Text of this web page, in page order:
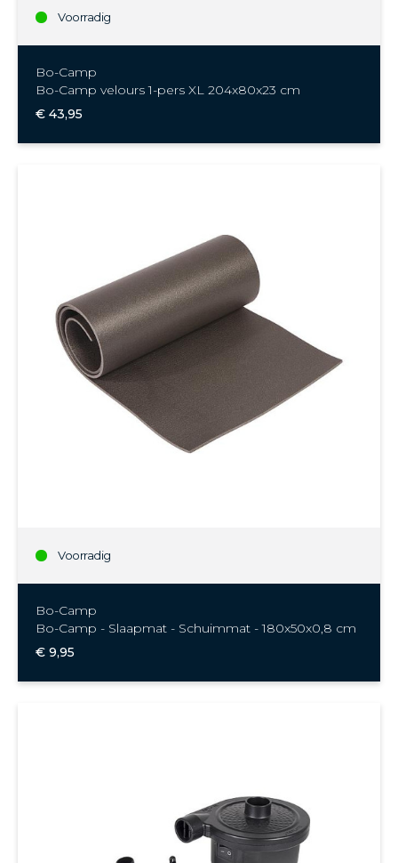
Voorradig
Bo-Camp
Bo-Camp velours 1-pers XL 204x80x23 cm
€ 43,95
Voorradig
Bo-Camp
Bo-Camp - Slaapmat - Schuimmat - 180x50x0,8 cm
€ 9,95